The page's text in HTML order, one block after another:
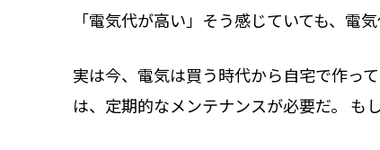
「電気代が高い」そう感じていても、電
実は今、電気は買う時代から自宅で作っ
は、定期的なメンテナンスが必要だ。 も